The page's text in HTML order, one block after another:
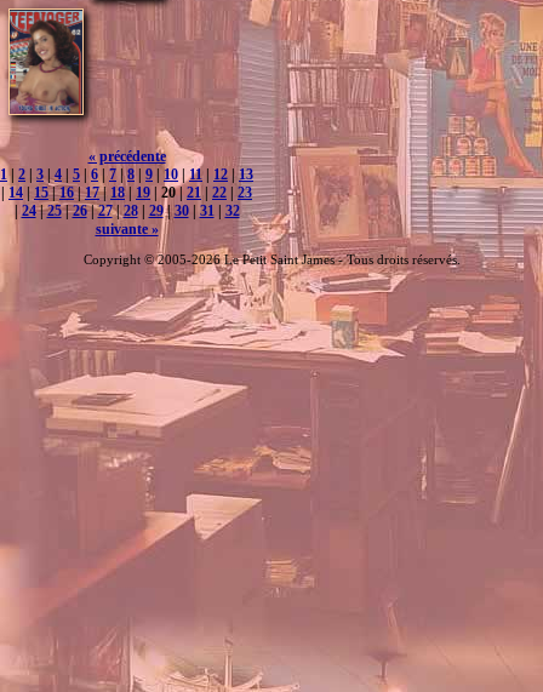
« précédente
1| 2 3 4 5 6 7 |8 9 10 |11 12 |13
14 15|16|17| 18| 19 | 20 | 21 22
23
24|25|26|27|28| 29| 30| 31| 32
suivante »
Copyright © 2005-2026 Le Petit Saint James - Tous droits réservés.